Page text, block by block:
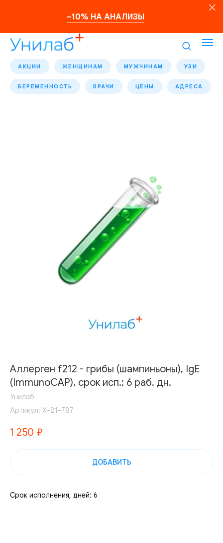
–10% НА АНАЛИЗЫ
АКЦИИ ЖЕНЩИНАМ МУЖЧИНАМ УЗИ
БЕРЕМЕННОСТЬ ВРАЧИ ЦЕНЫ АДРЕСА
Аллерген f212 - грибы (шампиньоны), IgE
(ImmunoCAP), срок исп.: 6 раб. дн.
Унилаб
Артикул: Х-21-787
1 250 ₽
ДОБАВИТЬ
Срок исполнения, дней: 6